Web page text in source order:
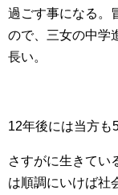
過ごす事になる。
ので、三女の中学
長い。
12年後には当方も
さすがに生きてい
は順調にいけば社